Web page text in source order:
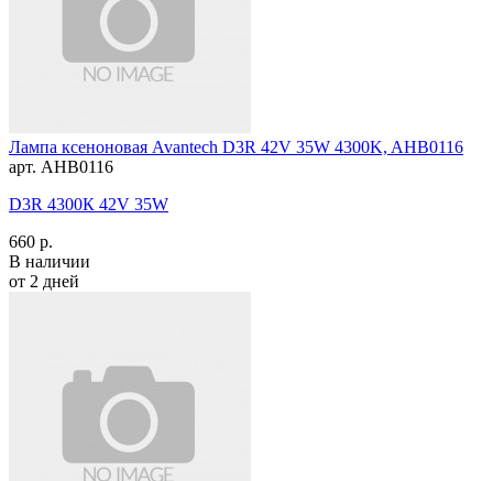
Лампа ксеноновая Avantech D3R 42V 35W 4300K, AHB0116
арт. AHB0116
D3R 4300К 42V 35W
660 р.
В наличии
от 2 дней